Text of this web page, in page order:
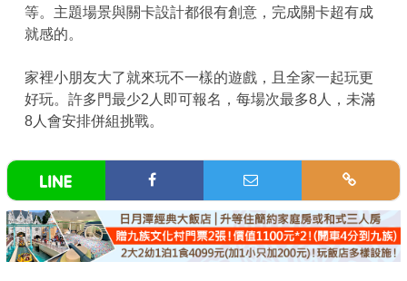
等。主題場景與關卡設計都很有創意，完成關卡超有成
就感的。
家裡小朋友大了就來玩不一樣的遊戲，且全家一起玩更
好玩。許多門最少2人即可報名，每場次最多8人，未滿
8人會安排併組挑戰。